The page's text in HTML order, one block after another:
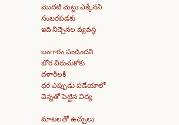
మొదటి మెట్టు ఎక్కేనని
సంబరపడకు
ఇది నిచ్చెనల వ్యవస్థ
బంగారం పండిందని
బోర విరుచుకోకు
దళారీలకి
ధర ఎప్పుడు పడేయాలో
వెన్నతో పెట్టిన విద్య
మాటలతో ఉచ్చులు